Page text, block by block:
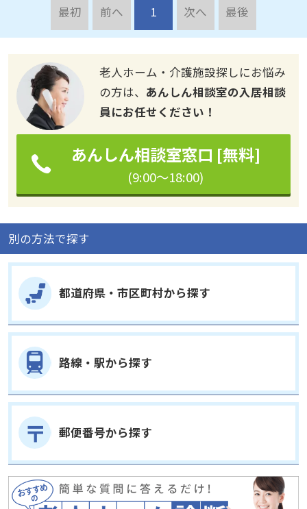
最初
前へ 1 次へ 最後
老人ホーム・介護施設探しにお悩み
の方は、 あんしん相談室の入居相談
員にお任せください！
あんしん相談室窓口 [無料]
(9:00～18:00)
別の方法で探す
都道府県・市区町村から探す
路線・駅から探す
郵便番号から探す